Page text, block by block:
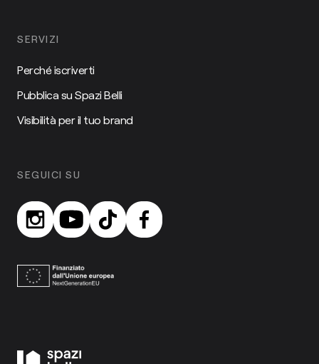
SERVIZI
Perché iscriverti
Pubblica su Spazi Belli
Visibilità per il tuo brand
SEGUICI SU